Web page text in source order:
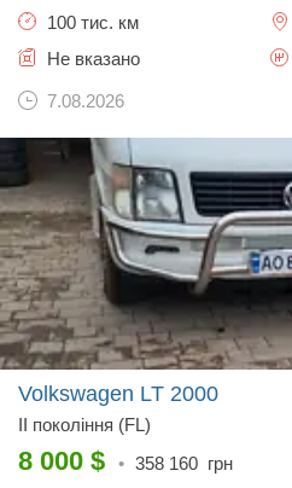
100 тис. км
Не вказано
7.08.2026
Volkswagen LT 2000
II покоління (FL)
8 000 $ • 358 160 грн